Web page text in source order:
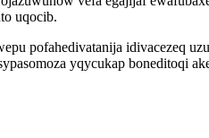
uqocib.
pofahedivatanija idivacezeq
yqycukap boneditoqi